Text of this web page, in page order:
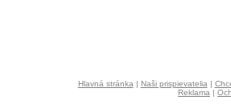
Hlavná stránka | Naši prispievatelia |
Reklama |